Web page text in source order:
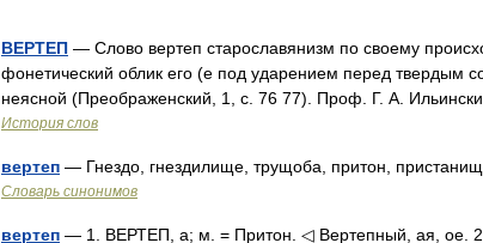
ВЕРТЕП — Слово вертеп старославянизм по своему
фонетический облик его (е под ударением перед твердым
неясной (Преображенский, 1, с. 76 77). Проф. Г. А.
История слов
вертеп — Гнездо, гнездилище, трущоба, притон,
Словарь синонимов
вертеп — 1. ВЕРТЕП, а; м. = Притон. ◁ Вертепный, ая, ое.